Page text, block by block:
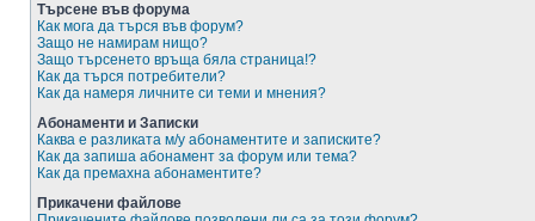
Търсене във форума
Как мога да търся във форум?
Защо не намирам нищо?
Защо търсенето връща бяла страница!?
Как да търся потребители?
Как да намеря личните си теми и мнения?
Абонаменти и Записки
Каква е разликата м/у абонаментите и записките?
Как да запиша абонамент за форум или тема?
Как да премахна абонаментите?
Прикачени файлове